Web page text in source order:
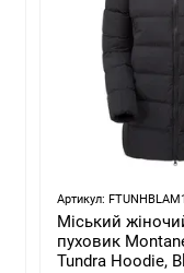
Артикул:
Міський
пуховик
Tundra Hoodie,